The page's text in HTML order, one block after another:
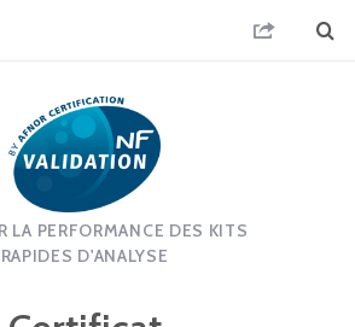
LA PERFORMANCE DES KITS
RAPIDES D'ANALYSE